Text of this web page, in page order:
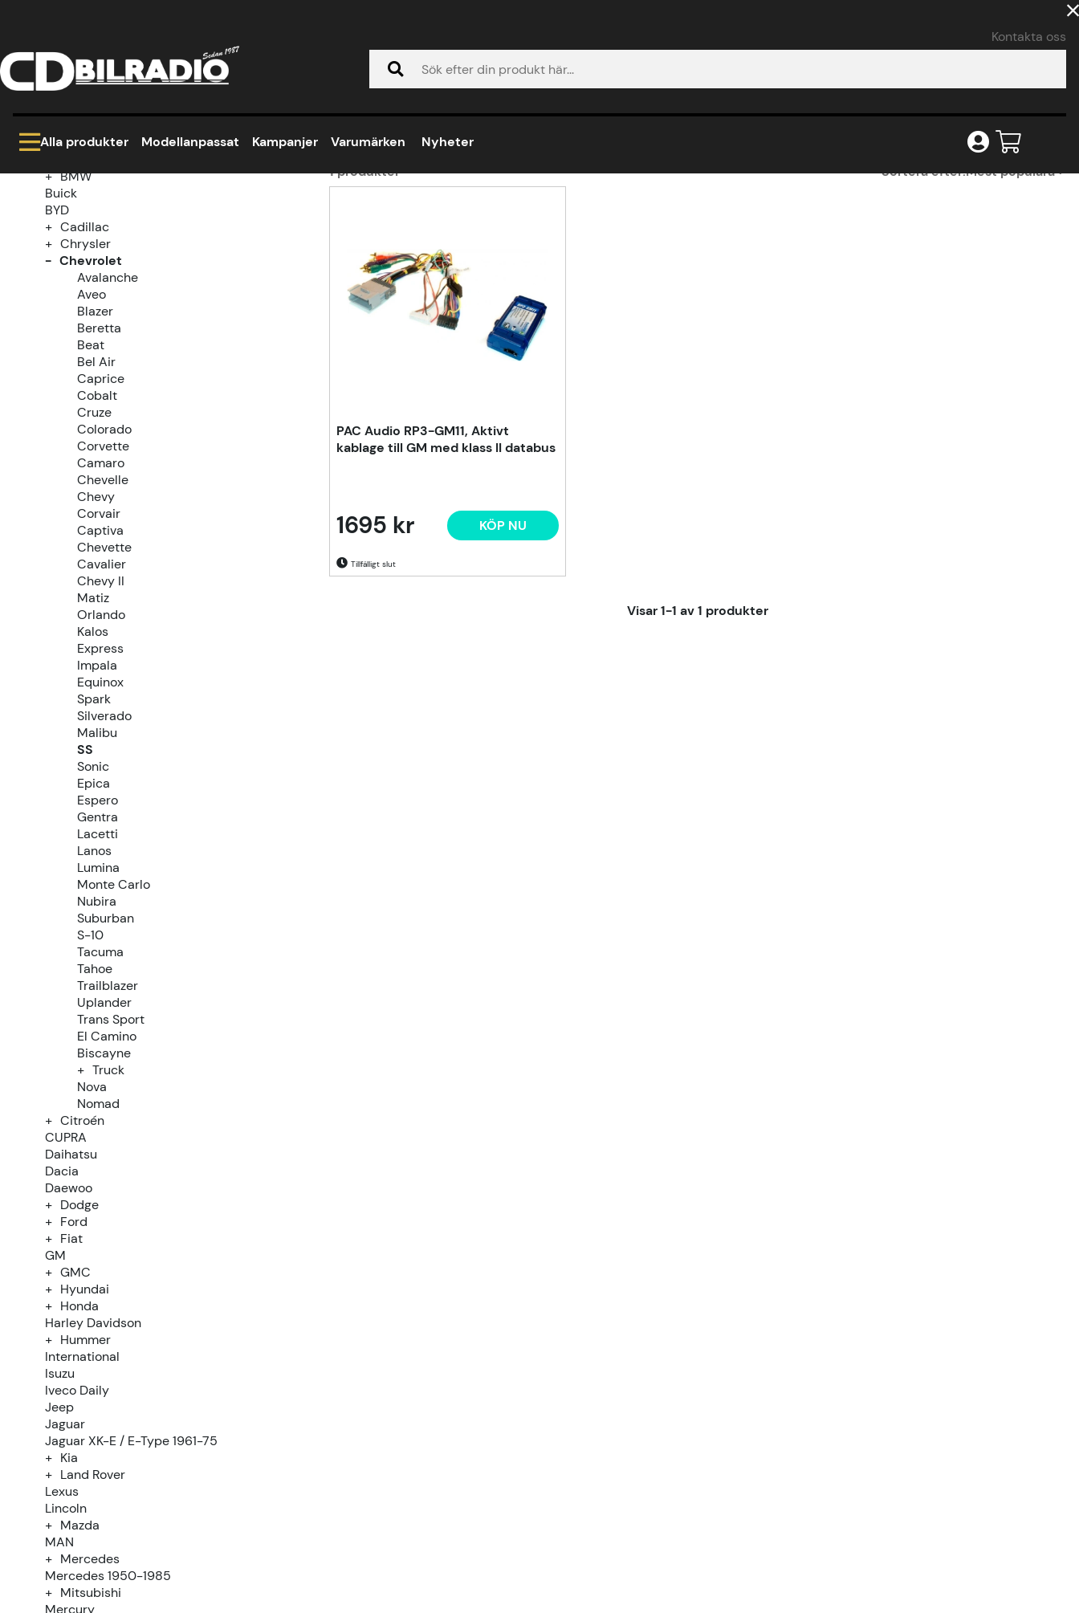
Kontakta oss
Alla produkter Modellanpassat Kampanjer Varumärken Nyheter
Kategoriträd
Alfa Romeo
BMW
Buick
BYD
Cadillac
Chrysler
Chevrolet
Avalanche
Aveo
Blazer
Beretta
Beat
Bel Air
Caprice
Cobalt
Cruze
Colorado
Corvette
Camaro
Chevelle
Chevy
Corvair
Captiva
Chevette
Cavalier
Chevy II
Matiz
Orlando
Kalos
Express
Impala
Equinox
Spark
Silverado
Malibu
SS
Sonic
Epica
Espero
Gentra
Lacetti
Lanos
Lumina
Monte Carlo
Nubira
Suburban
S-10
Tacuma
Tahoe
Trailblazer
Uplander
Trans Sport
El Camino
Biscayne
Truck
Nova
Nomad
Citroén
CUPRA
Daihatsu
Dacia
Daewoo
Dodge
Ford
Fiat
GM
GMC
Hyundai
Honda
Harley Davidson
Hummer
International
Isuzu
Iveco Daily
Jeep
Jaguar
Jaguar XK-E / E-Type 1961-75
Kia
Land Rover
Lexus
Lincoln
Mazda
MAN
Mercedes
Mercedes 1950-1985
Mitsubishi
Mercury
1produkter Sortera efter:Mest populära
PAC Audio RP3-GM11, Aktivt
kablage till GM med klass II databus
1695 kr
Tillfälligt slut
KÖP NU
Visar1-1 av1 produkter